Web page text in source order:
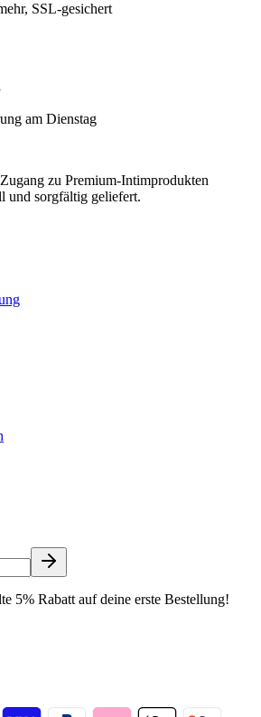
SSL-gesichert
am Dienstag
zu Premium-Intimprodukten
und sorgfältig geliefert.
5% Rabatt auf deine erste Bestellung!